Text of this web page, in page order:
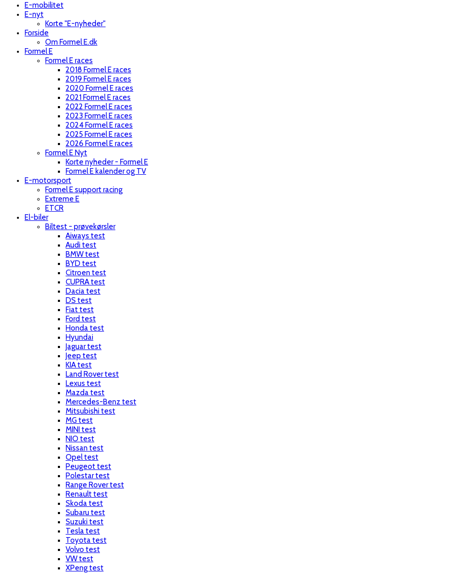
E-mobilitet
E-nyt
Korte "E-nyheder"
Forside
Om Formel E.dk
Formel E
Formel E races
2018 Formel E races
2019 Formel E races
2020 Formel E races
2021 Formel E races
2022 Formel E races
2023 Formel E races
2024 Formel E races
2025 Formel E races
2026 Formel E races
Formel E Nyt
Korte nyheder - Formel E
Formel E kalender og TV
E-motorsport
Formel E support racing
Extreme E
ETCR
El-biler
Biltest - prøvekørsler
Aiways test
Audi test
BMW test
BYD test
Citroen test
CUPRA test
Dacia test
DS test
Fiat test
Ford test
Honda test
Hyundai
Jaguar test
Jeep test
KIA test
Land Rover test
Lexus test
Mazda test
Mercedes-Benz test
Mitsubishi test
MG test
MINI test
NIO test
Nissan test
Opel test
Peugeot test
Polestar test
Range Rover test
Renault test
Skoda test
Subaru test
Suzuki test
Tesla test
Toyota test
Volvo test
VW test
XPeng test